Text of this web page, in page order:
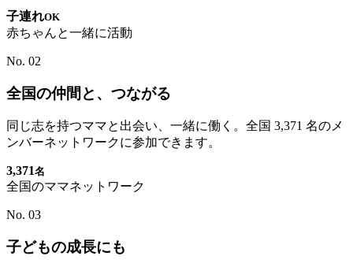
子連れOK
赤ちゃんと一緒に活動
No. 02
全国の仲間と、つながる
同じ志を持つママと出会い、一緒に働く。全国 3,371 名のメ
ンバーネットワークに参加できます。
3,371名
全国のママネットワーク
No. 03
子どもの成長にも